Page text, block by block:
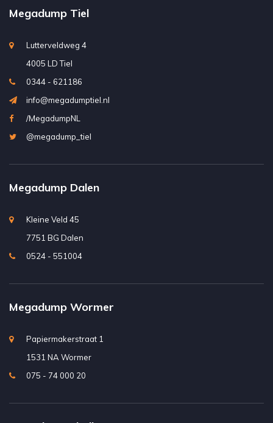
Megadump Tiel
Lutterveldweg 4
4005 LD Tiel
0344 - 621186
info@megadumptiel.nl
/MegadumpNL
@megadump_tiel
Megadump Dalen
Kleine Veld 45
7751 BG Dalen
0524 - 551004
Megadump Wormer
Papiermakerstraat 1
1531 NA Wormer
075 - 74 000 20